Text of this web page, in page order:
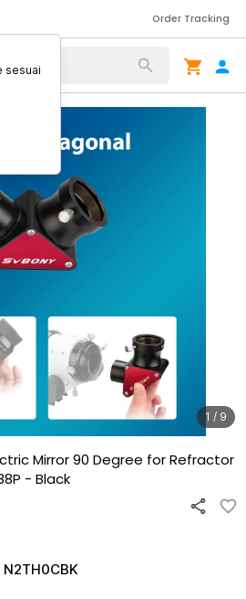
Order Tracking
1 / 9
Mirror 90 Degree for Refractor
- Black
N2TH0CBK
sesuai